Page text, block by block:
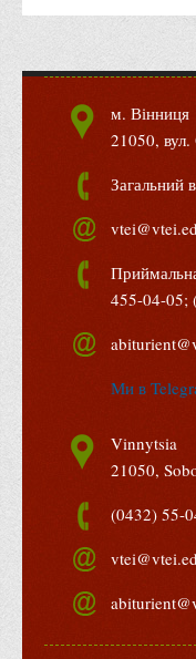
Контакти
пов'язане з
10 точних фактів
наркотики.
Контакти
3D тур
Екскурсія до ВТЕІ
SEL
Smart Electronic
Репозиторій
Структура
Факультети
Торгівлі,
Економіки,
Кафедри
м. Вінниця
21050,
Загальний
455-04-05;
Ми в
Vinnytsia
21050,
(0432) 55-